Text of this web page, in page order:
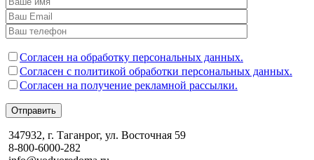
Согласен на обработку персональных данных.
Согласен с политикой обработки персональных данных.
Согласен на получение рекламной рассылки.
Отправить
347932, г. Таганрог, ул. Восточная 59
8-800-6000-282